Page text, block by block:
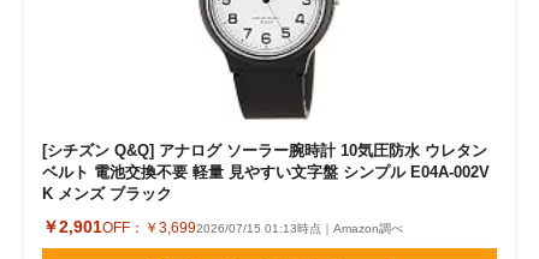
[シチズン Q&Q] アナログ ソーラー腕時計 10気圧防水 ウレタン
ベルト 電池交換不要 軽量 見やすい文字盤 シンプル E04A-002V
K メンズ ブラック
￥2,901OFF： ￥3,6992026/07/15 01:13時点｜Amazon調べ